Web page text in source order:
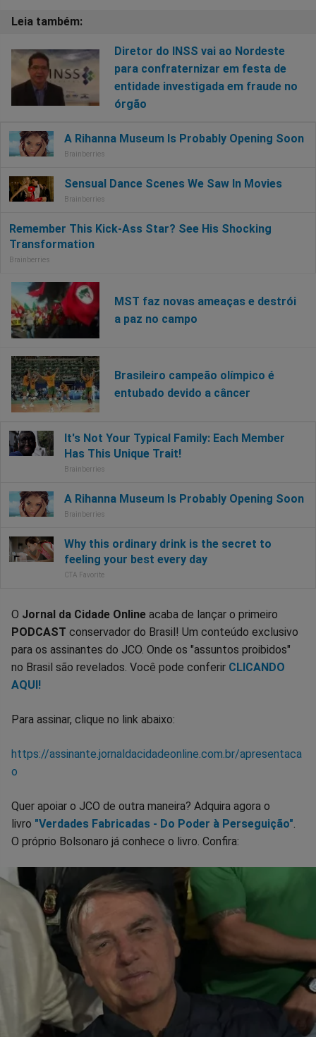
Diretor do INSS vai ao Nordeste
para confraternizar em festa de
entidade investigada em fraude no
órgão
MST faz novas ameaças e destrói
a paz no campo
Brasileiro campeão olímpico é
entubado devido a câncer
O Jornal da Cidade Online acaba de lançar o primeiro
PODCAST conservador do Brasil! Um conteúdo exclusivo
para os assinantes do JCO. Onde os "assuntos proibidos"
no Brasil são revelados. Você pode conferir CLICANDO
AQUI!
Para assinar, clique no link abaixo:
https://assinante.jornaldacidadeonline.com.br/apresentaca
o
Quer apoiar o JCO de outra maneira? Adquira agora o
livro "Verdades Fabricadas - Do Poder à Perseguição".
O próprio Bolsonaro já conhece o livro. Confira: